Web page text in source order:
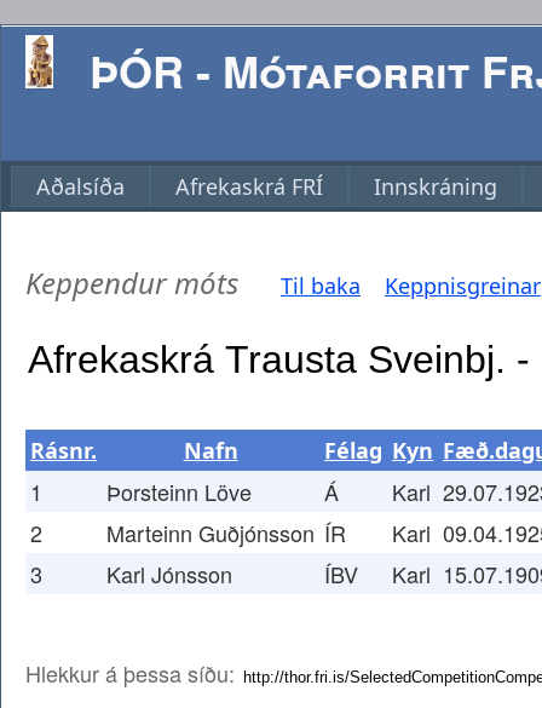
ÞÓR - Mótaforrit
Aðalsíða Afrekaskrá FRÍ Innskráning
Keppendur móts Til baka Keppnisgreinar
Rásnr. Nafn Félag Kyn
1 Þorsteinn Löve Á Karl
2
Marteinn Guðjónsson ÍR Karl
3
Karl Jónsson ÍBV Karl
Hlekkur á þessa síðu: